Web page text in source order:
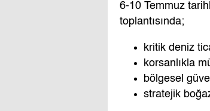
6-10 Temmuz
toplantısında;
kritik deniz
korsanlıkla
bölgesel
stratejik